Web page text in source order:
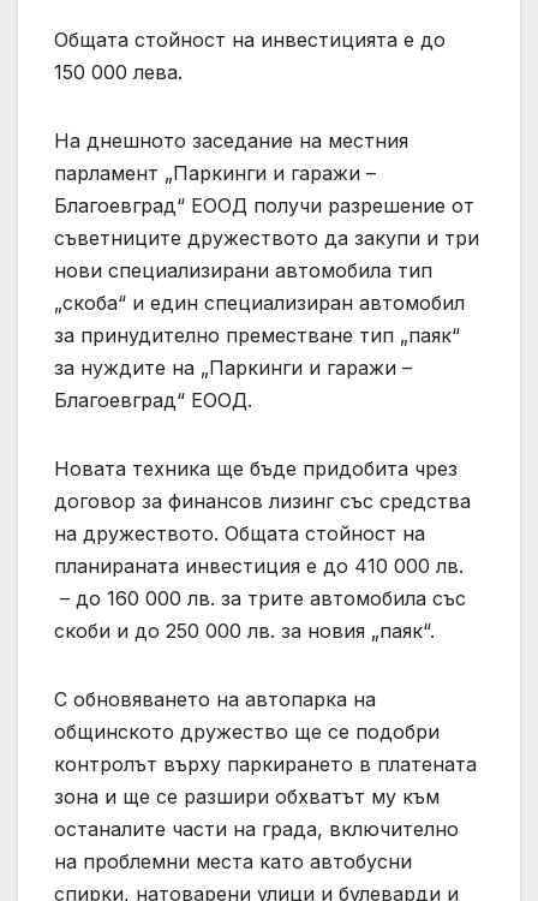
Общата стойност на инвестицията е до
150 000 лева.
На днешното заседание на местния
парламент „Паркинги и гаражи –
Благоевград“ ЕООД получи разрешение от
съветниците дружеството да закупи и три
нови специализирани автомобила тип
„скоба“ и един специализиран автомобил
за принудително преместване тип „паяк“
за нуждите на „Паркинги и гаражи –
Благоевград“ ЕООД.
Новата техника ще бъде придобита чрез
договор за финансов лизинг със средства
на дружеството. Общата стойност на
планираната инвестиция е до 410 000 лв.
– до 160 000 лв. за трите автомобила със
скоби и до 250 000 лв. за новия „паяк“.
С обновяването на автопарка на
общинското дружество ще се подобри
контролът върху паркирането в платената
зона и ще се разшири обхватът му към
останалите части на града, включително
на проблемни места като автобусни
спирки, натоварени улици и булеварди и